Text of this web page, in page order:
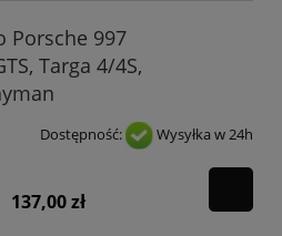
Porsche 997
Targa 4/4S,
Dostępność: Wysyłka w 24h
137,00 zł